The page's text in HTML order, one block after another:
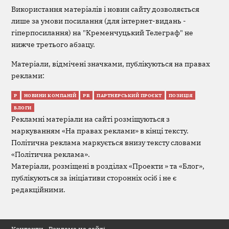
Використання матеріалів і новин сайту дозволяється
лише за умови посилання (для інтернет-видань -
гіперпосилання) на "Кременчуцький Телеграф" не
нижче третього абзацу.
Матеріали, відмічені значками, публікуються на правах
реклами:
Р НОВИНИ КОМПАНІЙ PR ПАРТНЕРСЬКИЙ ПРОЄКТ ПОЗИЦІЯ
БЛОГИ
Рекламні матеріали на сайті розміщуються з
маркуванням «На правах реклами» в кінці тексту.
Політична реклама маркується внизу тексту словами
«Політична реклама».
Матеріали, розміщені в розділах «Проекти » та «Блог»,
публікуються за ініціативи сторонніх осіб і не є
редакційними.